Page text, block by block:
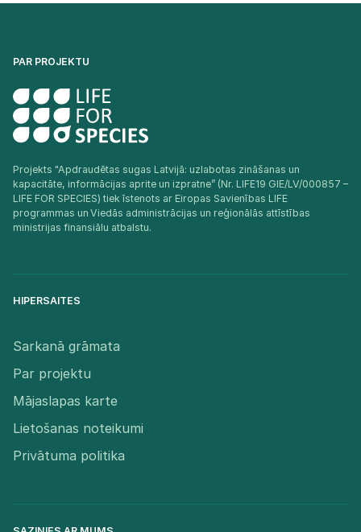
PAR PROJEKTU
Projekts "Apdraudētas sugas Latvijā: uzlabotas zināšanas un
kapacitāte, informācijas aprite un izpratne” (Nr. LIFE19 GIE/LV/000857 –
LIFE FOR SPECIES) tiek īstenots ar Eiropas Savienības LIFE
programmas un Viedās administrācijas un reģionālās attīstības
ministrijas finansiālu atbalstu.​
HIPERSAITES
Sarkanā grāmata
Par projektu
Mājaslapas karte
Lietošanas noteikumi
Privātuma politika